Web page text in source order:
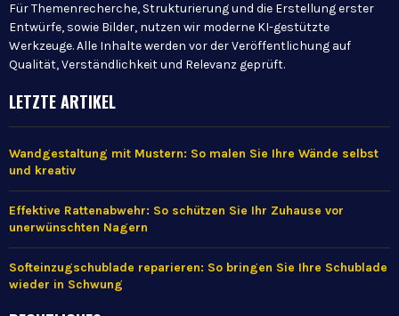
Für Themenrecherche, Strukturierung und die Erstellung erster
Entwürfe, sowie Bilder, nutzen wir moderne KI-gestützte
Werkzeuge. Alle Inhalte werden vor der Veröffentlichung auf
Qualität, Verständlichkeit und Relevanz geprüft.
LETZTE ARTIKEL
Wandgestaltung mit Mustern: So malen Sie Ihre Wände selbst
und kreativ
Effektive Rattenabwehr: So schützen Sie Ihr Zuhause vor
unerwünschten Nagern
Softeinzugschublade reparieren: So bringen Sie Ihre Schublade
wieder in Schwung